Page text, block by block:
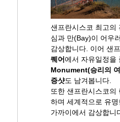
샌프란시스코 최고의
심과 만(Bay)이 어우
감상합니다. 이어 샌
퀘어에서 자유일정을
Monument(승리의
증샷도 남겨봅니다.
또한 샌프란시스코의
하며 세계적으로 유
가까이에서 감상합니